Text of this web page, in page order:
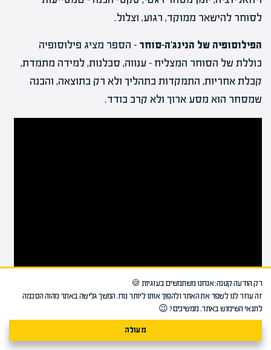
לסוחר להישאר ממוקד, רגוע, וצלול.
הפילוסופיה של הנינג'ה-סוחר – הספר מציג פילוסופיה
כוללת של הסוחר המצליח – ענווה, סבלנות, למידה מתמדת,
קבלת אחריות, התמקדות בתהליך ולא רק בתוצאה, והבנה
שמסחר הוא מסע ארוך ולא קרב בודד.
רק הודעה קטנה: אנחנו משתמשים בעוגיות 🍪
זה עוזר לנו לשפר את האתר ולהפוך אותו ליותר נוח. המשך גלישה באתר מהוה הסכמה
לתנאי השימוש באתר. ממשיכים? 😉
מעולה